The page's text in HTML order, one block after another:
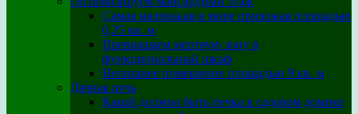
Самая маленькая в мире прихожая площадью
0,25 кв. м
Превращаем мертвую зону в
функциональный шкаф
Нелишнее помещение площадью 9 кв. м
Дачная печь
Какой должна быть печка в садовом домике